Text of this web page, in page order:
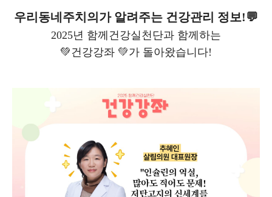
우리동네주치의가 알려주는 건강관리 정보!💬
2025년 함께건강실천단과 함께하는
💚건강강좌 💚가 돌아왔습니다!